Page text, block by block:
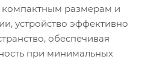
компактным размерам и
устройство эффективно
обеспечивая
при минимальных